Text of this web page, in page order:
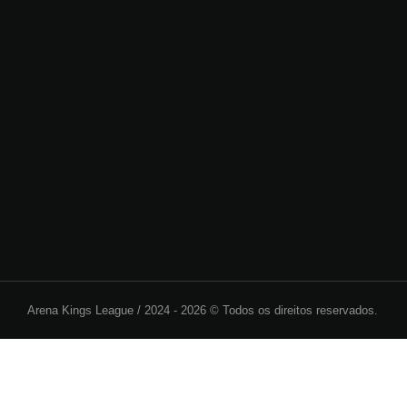
Arena Kings League / 2024 - 2026 © Todos os direitos reservados.